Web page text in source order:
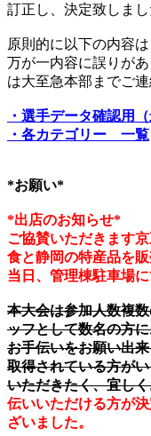
訂正し、決定致しまし
原則的に以下の内容
万が一内容に誤りが
は大至急本部までご
・選手データ確認用（
・各カテゴリー 一覧
*お願い*
*出店のお知らせ*
ご協賛いただきます
食と静岡の特産品を販
当日、管理棟駐車場
本大会は参加人数複
ッフとして数名の方
お手伝いをお願い出
取得されている方が
いただきたく、宜し
伝いいただける方が
ざいました。